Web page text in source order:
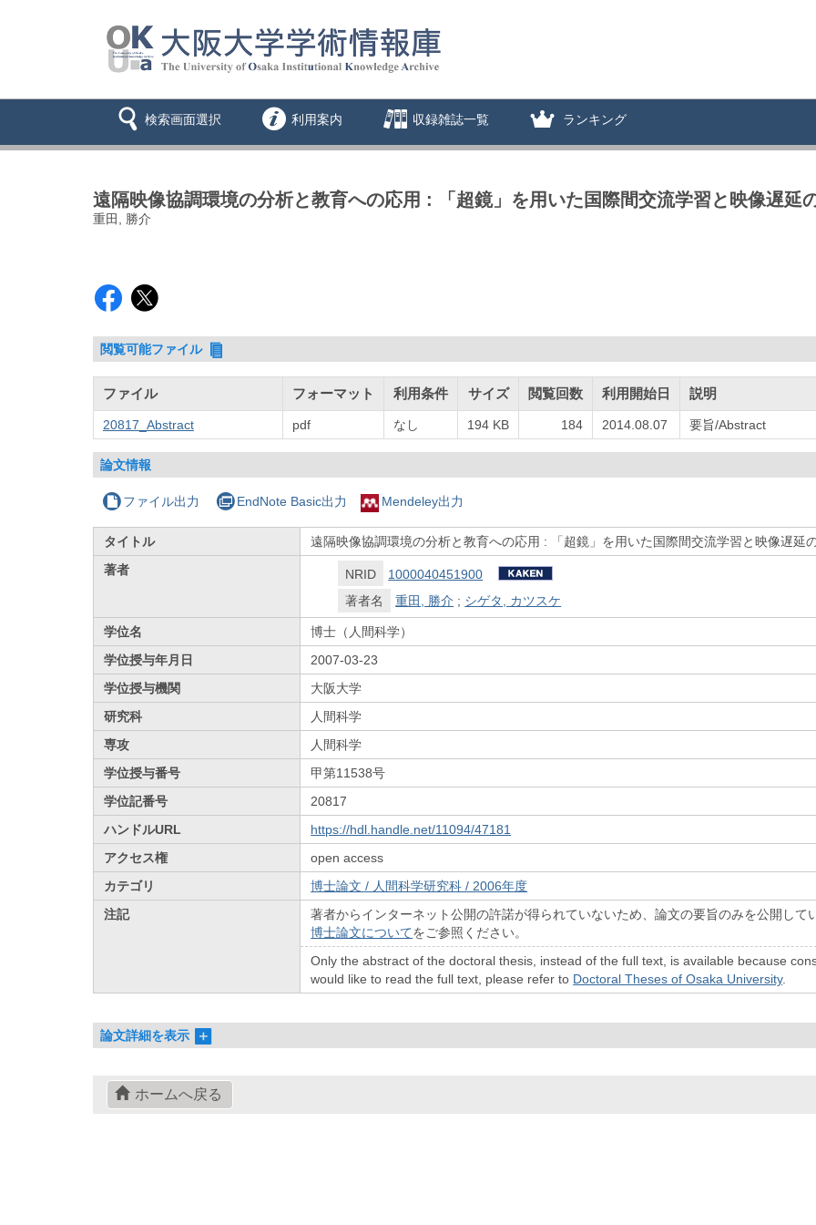
検索画面選択 利用案内 収録雑誌一覧 ランキング
遠隔映像協調環境の分析と教育への応用 : 「超鏡」を用いた国際間交流学習と映像遅延
重田, 勝介
閲覧可能ファイル
ファイル フォーマット 利用条件 サイズ 閲覧回数 利用開始日 説明
20817_Abstract pdf なし 194 KB 184 2014.08.07 要旨/Abstract
論文情報
ファイル出力 EndNote Basic出力 Mendeley出力
タイトル
遠隔映像協調環境の分析と教育への応用 : 「超鏡」を用いた国際間交流学習と映像遅延
著者
NRID
1000040451900
著者名
重田, 勝介 ; シゲタ, カツスケ
学位名
博士（人間科学）
学位授与年月日
2007-03-23
学位授与機関
大阪大学
研究科
人間科学
専攻
人間科学
学位授与番号
甲第11538号
学位記番号
20817
ハンドルURL
https://hdl.handle.net/11094/47181
アクセス権
open access
カテゴリ
博士論文 / 人間科学研究科 / 2006年度
注記
著者からインターネット公開の許諾が得られていないため、論文の要旨のみを公開し
博士論文についてをご参照ください。
Only the abstract of the doctoral thesis, instead of the full text, is available because
would like to read the full text, please refer to Doctoral Theses of Osaka University.
論文詳細を表示
ホームへ戻る